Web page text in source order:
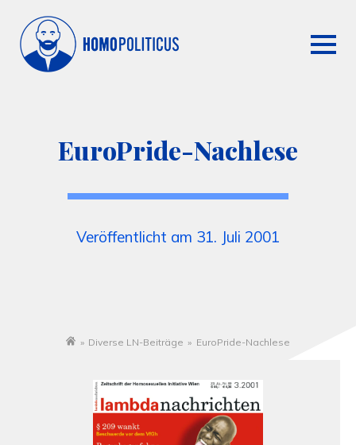
EuroPride-Nachlese
Veröffentlicht am 31. Juli 2001
» Diverse LN-Beiträge » EuroPride-Nachlese